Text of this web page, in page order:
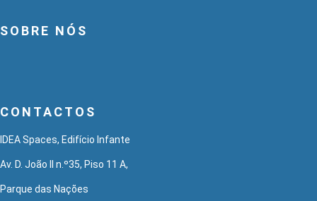
SOBRE NÓS
CONTACTOS
IDEA Spaces, Edifício Infante
Av. D. João II n.º35, Piso 11 A,
Parque das Nações